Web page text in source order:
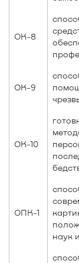
ОК-8
ОК-9
ОК-10
ОПК-1
наук